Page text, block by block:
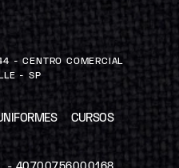
- CENTRO COMERCIAL
- SP
CURSOS